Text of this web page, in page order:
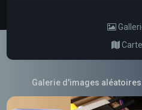
Carte
Galerie d'images